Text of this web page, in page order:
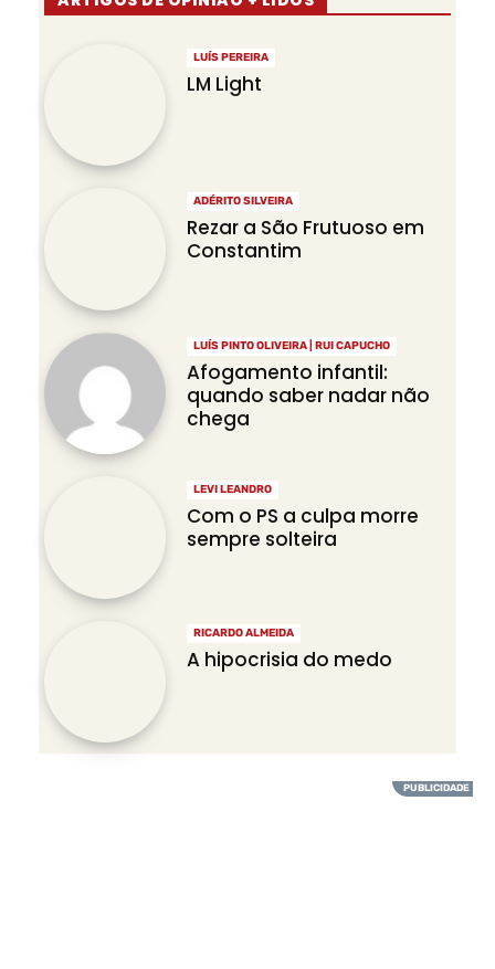
LUÍS PEREIRA
LM Light
ADÉRITO SILVEIRA
Rezar a São Frutuoso em
Constantim
LUÍS PINTO OLIVEIRA | RUI CAPUCHO
Afogamento infantil:
quando saber nadar não
chega
LEVI LEANDRO
Com o PS a culpa morre
sempre solteira
RICARDO ALMEIDA
A hipocrisia do medo